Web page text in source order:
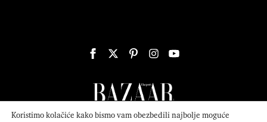
Koristimo kolačiće kako bismo vam obezbedili najbolje moguće